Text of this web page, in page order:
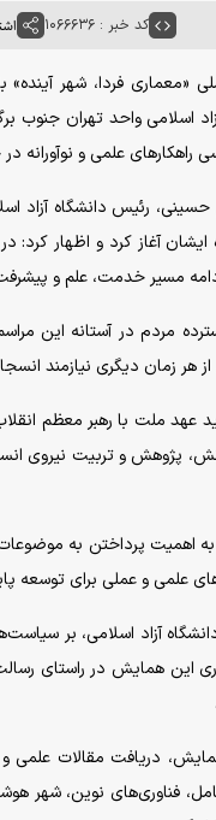
کد خبر : ۱۰۶۶۶۳۶
«معماری فردا، شهر
اسلامی واحد تهران جنوب
علمی و نوآورانه
رئیس دانشگاه آزاد
آغاز کرد و اظهار کرد:
مسیر خدمت، علم و
مردم در آستانه این
از هر زمان دیگری نیازمند
ملت با رهبر معظم
دانش، پژوهش و تربیت
به اهمیت پرداختن به
علمی و عملی برای توسعه
آزاد اسلامی، بر
این همایش در راستای
دریافت مقالات علمی
فناوری‌های نوین،